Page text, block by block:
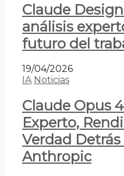
Claude
análisis
futuro del
19/04/2026
IA Noticias
Claude Opus
Experto,
Verdad
Anthropic